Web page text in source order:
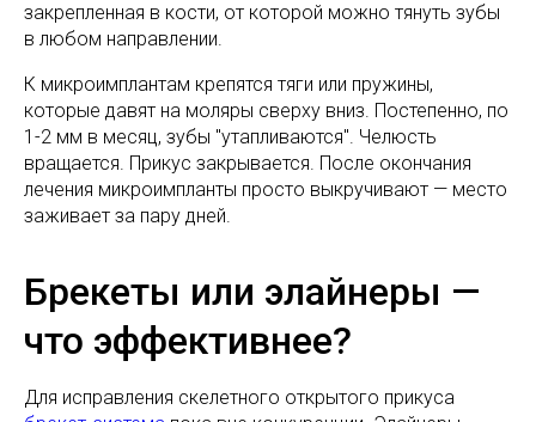
закрепленная в кости, от которой можно тянуть зубы
в любом направлении.
К микроимплантам крепятся тяги или пружины,
которые давят на моляры сверху вниз. Постепенно, по
1-2 мм в месяц, зубы "утапливаются". Челюсть
вращается. Прикус закрывается. После окончания
лечения микроимпланты просто выкручивают — место
заживает за пару дней.
Брекеты или элайнеры —
что эффективнее?
Для исправления скелетного открытого прикуса